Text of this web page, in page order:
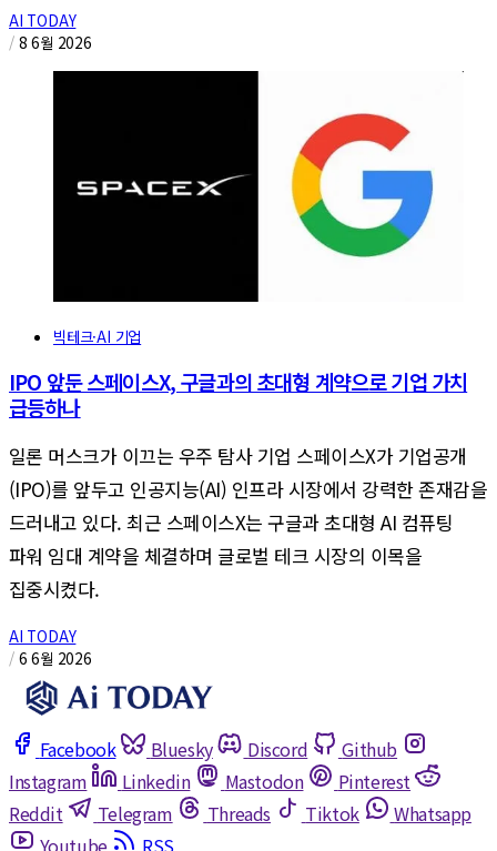
AI TODAY
/ 8 6월 2026
빅테크·AI 기업
IPO 앞둔 스페이스X, 구글과의 초대형 계약으로 기업 가치
급등하나
일론 머스크가 이끄는 우주 탐사 기업 스페이스X가 기업공개
(IPO)를 앞두고 인공지능(AI) 인프라 시장에서 강력한 존재감을
드러내고 있다. 최근 스페이스X는 구글과 초대형 AI 컴퓨팅
파워 임대 계약을 체결하며 글로벌 테크 시장의 이목을
집중시켰다.
AI TODAY
/ 6 6월 2026
Facebook Bluesky Discord
Github
Instagram
Linkedin Mastodon
Pinterest
Reddit
Telegram Threads Tiktok
Whatsapp